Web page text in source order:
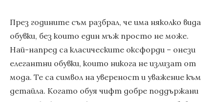
През годините съм разбрал, че има няколко вида
обувки, без които един мъж просто не може.
Най-напред са класическите оксфорди – онези
елегантни обувки, които никога не излизат от
мода. Те са символ на увереност и уважение към
детайла. Когато обуя чифт добре поддържани